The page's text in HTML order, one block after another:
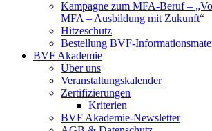
Kampagne zum MFA-Beruf –
MFA – Ausbildung mit Zukunft“
Hitzeschutz
Bestellung BVF-
BVF Akademie
Über uns
Veranstaltungskalender
Zertifizierungen
Kriterien
BVF Akademie-Newsletter